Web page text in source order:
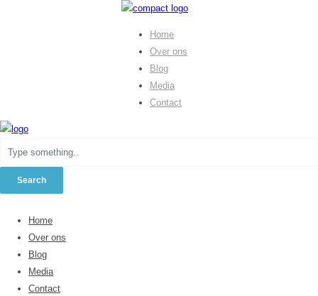
Home
Over ons
Blog
Media
Contact
Home
Over ons
Blog
Media
Contact